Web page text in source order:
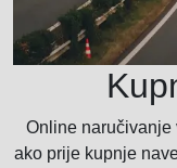
Online naručivanje
ako prije kupnje